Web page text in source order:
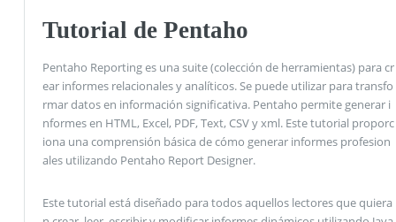
Tutorial de Pentaho
Pentaho Reporting es una suite (colección de herramientas) para cr
ear informes relacionales y analíticos. Se puede utilizar para transfo
rmar datos en información significativa. Pentaho permite generar i
nformes en HTML, Excel, PDF, Text, CSV y xml. Este tutorial proporc
iona una comprensión básica de cómo generar informes profesion
ales utilizando Pentaho Report Designer.
Este tutorial está diseñado para todos aquellos lectores que quiera